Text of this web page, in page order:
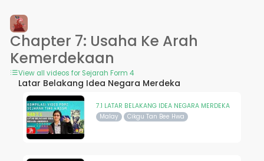
Chapter 7: Usaha Ke Arah
Kemerdekaan
View all videos for Sejarah Form 4
Latar Belakang Idea Negara Merdeka
7.1 LATAR BELAKANG IDEA NEGARA MERDEKA
Malay Cikgu Tan Bee Hwa